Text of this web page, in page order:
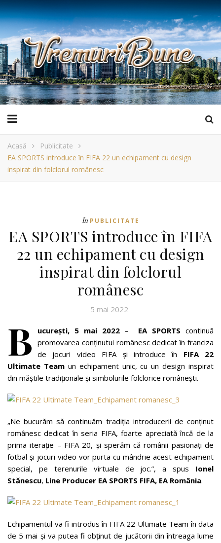
Acasă
Publicitate
EA SPORTS introduce în FIFA 22 un echipament cu design
inspirat din folclorul românesc
În PUBLICITATE
EA SPORTS introduce în FIFA
22 un echipament cu design
inspirat din folclorul
românesc
5 mai 2022
B ucurești, 5 mai 2022– EA SPORTS continuă
promovarea conținutui românesc dedicat în franciza
de jocuri video FIFA și introduce în FIFA 22
Ultimate Teamun echipament unic, cu un design inspirat
din măștile tradiționale și simbolurile folclorice românești.
„Ne bucurăm să continuăm tradiția introducerii de conținut
românesc dedicat în seria FIFA, foarte apreciată încă de la
prima iterație – FIFA 20, și sperăm că românii pasionați de
fotbal și jocuri video vor purta cu mândrie acest echipament
special, pe terenurile virtuale de joc.”, a spus Ionel
Stănescu, Line Producer EA SPORTS FIFA, EA România.
Echipamentul va fi introdus în FIFA 22 Ultimate Team în data
de 5 mai și va putea fi obținut de jucătorii din întreaga lume